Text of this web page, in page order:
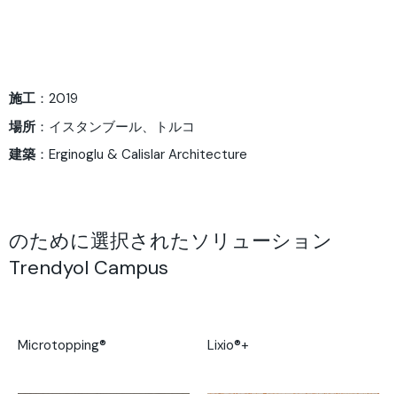
施工 ：2019
場所 ：イスタンブール、トルコ
建築 ： Erginoglu & Calislar Architecture
のために選択されたソリューション
Trendyol Campus
Microtopping® Lixio®+